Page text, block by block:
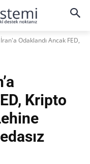
Odaklandı Ancak FED,
Kripto